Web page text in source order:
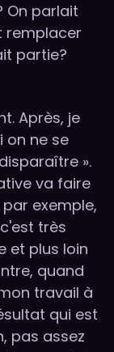
On parlait
remplacer
partie?
Après, je
on ne se
».
va faire
exemple,
très
et plus loin
quand
travail à
qui est
pas assez